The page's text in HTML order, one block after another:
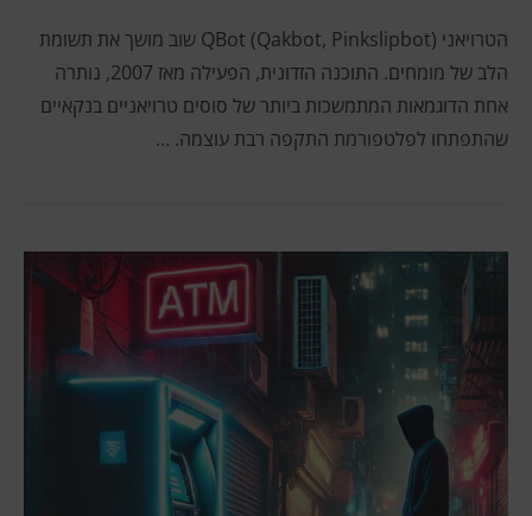
הטרויאני QBot (Qakbot, Pinkslipbot) שוב מושך את תשומת
הלב של מומחים. התוכנה הזדונית, הפעילה מאז 2007, נותרה
אחת הדוגמאות המתמשכות ביותר של סוסים טרויאניים בנקאיים
שהתפתחו לפלטפורמת התקפה רבת עוצמה. …